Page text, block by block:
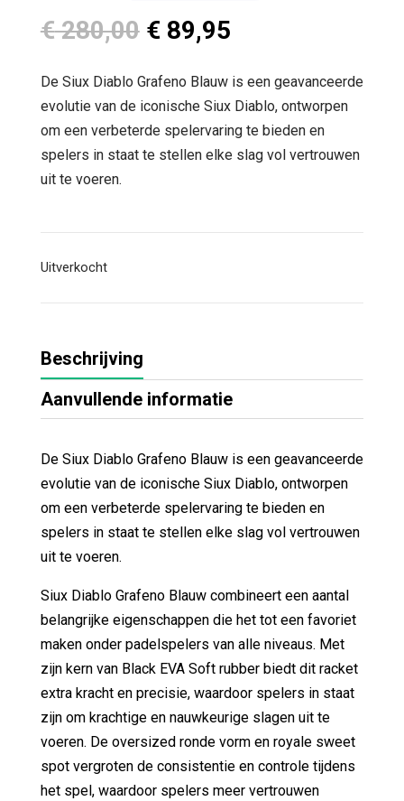
€280,00 Oorspronkelijke
was:
€ 280,00.
€89,95Huidige
is:
€ 89,95.
De Siux Diablo Grafeno Blauw is een geavanceerde
evolutie van de iconische Siux Diablo, ontworpen
om een verbeterde spelervaring te bieden en
spelers in staat te stellen elke slag vol vertrouwen
uit te voeren.
Uitverkocht
Beschrijving
Aanvullende informatie
De Siux Diablo Grafeno Blauw is een geavanceerde
evolutie van de iconische Siux Diablo, ontworpen
om een verbeterde spelervaring te bieden en
spelers in staat te stellen elke slag vol vertrouwen
uit te voeren.
Siux Diablo Grafeno Blauw combineert een aantal
belangrijke eigenschappen die het tot een favoriet
maken onder padelspelers van alle niveaus. Met
zijn kern van Black EVA Soft rubber biedt dit racket
extra kracht en precisie, waardoor spelers in staat
zijn om krachtige en nauwkeurige slagen uit te
voeren. De oversized ronde vorm en royale sweet
spot vergroten de consistentie en controle tijdens
het spel, waardoor spelers meer vertrouwen